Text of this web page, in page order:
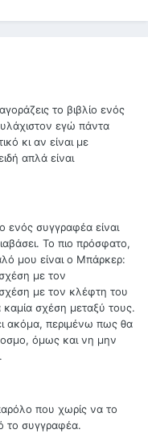
το βιβλίο ενός
εγώ πάντα
κι αν είναι με
απλά είναι
ενός συγγραφέα είναι
Το πιο πρόσφατο,
μου είναι ο Μπάρκερ:
με τον
με τον κλέφτη του
καμία σχέση μεταξύ τους.
ακόμα, περιμένω πως θα
όμως και νη μην
που χωρίς να το
το συγγραφέα.